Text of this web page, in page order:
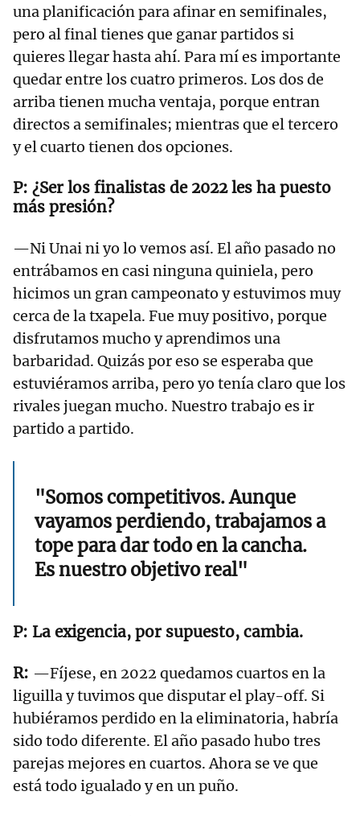
una planificación para afinar en semifinales,
pero al final tienes que ganar partidos si
quieres llegar hasta ahí. Para mí es importante
quedar entre los cuatro primeros. Los dos de
arriba tienen mucha ventaja, porque entran
directos a semifinales; mientras que el tercero
y el cuarto tienen dos opciones.
¿Ser los finalistas de 2022 les ha puesto
más presión?
—Ni Unai ni yo lo vemos así. El año pasado no
entrábamos en casi ninguna quiniela, pero
hicimos un gran campeonato y estuvimos muy
cerca de la txapela. Fue muy positivo, porque
disfrutamos mucho y aprendimos una
barbaridad. Quizás por eso se esperaba que
estuviéramos arriba, pero yo tenía claro que los
rivales juegan mucho. Nuestro trabajo es ir
partido a partido.
"Somos competitivos. Aunque
vayamos perdiendo, trabajamos a
tope para dar todo en la cancha.
Es nuestro objetivo real"
La exigencia, por supuesto, cambia.
—Fíjese, en 2022 quedamos cuartos en la
liguilla y tuvimos que disputar el play-off. Si
hubiéramos perdido en la eliminatoria, habría
sido todo diferente. El año pasado hubo tres
parejas mejores en cuartos. Ahora se ve que
está todo igualado y en un puño.